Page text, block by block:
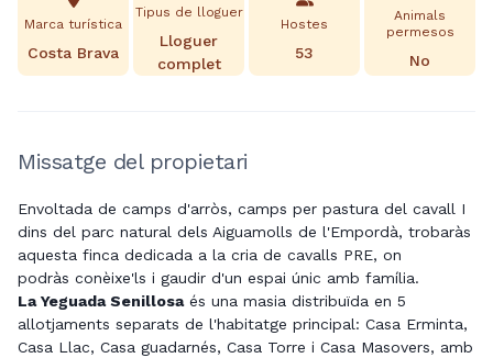
Marca turística
Costa Brava
Tipus de lloguer
Lloguer
complet
Hostes
53
Animals
permesos
No
Missatge del propietari
Envoltada de camps d'arròs, camps per pastura del cavall I
dins del parc natural dels Aiguamolls de l'Empordà, trobaràs
aquesta finca dedicada a la cria de cavalls PRE, on
podràs conèixe'ls i gaudir d'un espai únic amb família.
LaYeguadaSenillosaés una masia distribuïda en 5
allotjaments separats de l'habitatge principal: Casa Erminta,
Casa Llac, Casa guadarnés, Casa Torre i Casa Masovers, amb